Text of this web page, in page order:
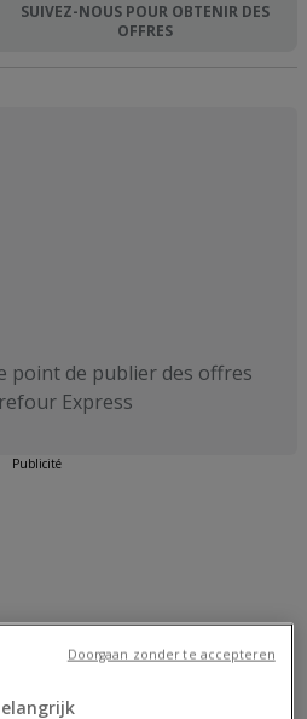
SUIVEZ-NOUS POUR OBTENIR DES
OFFRES
point de publier des offres
Express
Publicité
Doorgaan zonder te accepteren